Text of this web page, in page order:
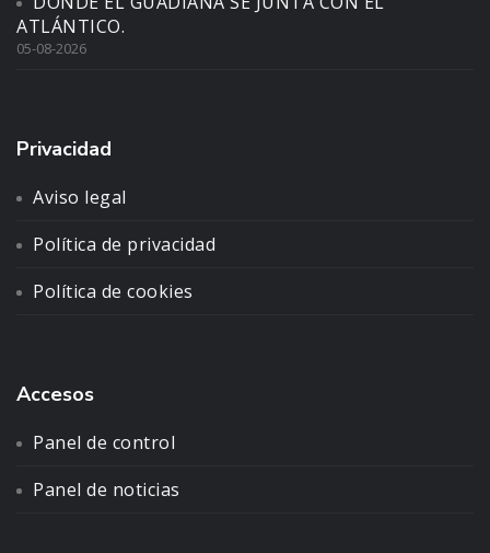
ATLÁNTICO.
05-08-2026
Privacidad
Aviso legal
Política de privacidad
Política de cookies
Accesos
Panel de control
Panel de noticias